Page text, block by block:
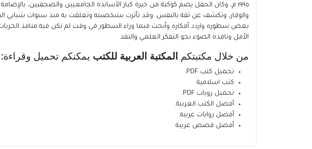
١٩٩٥ م، وكان الحفل يضم كوكبة من خيرة كبار الأساتذة الجامعيين والصحفيين،
والوقار، وتكشف عن ثقة بالنفس. وقد تأثرت بشخصيته وتعلقت به منذ سنوات شبابي
بعض سطوره واردد أفكاره وأبحث فيما وراء السطور فى وقت لم تكن فيه منافذ
الأمل ونافذة الضوء نحو التفكر العلمي والنقد
من خلال مكتبتكم المكتبة العربية للكتب يمكنكم تحميل وقراءة:
تحميل كتب PDF.
كتب اسلامية
تحميل رويات PDF.
أفضل الكتب العربية.
أفضل روايات عربيه.
أفضل قصص عربية.